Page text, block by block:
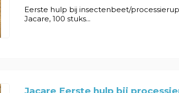
Eerste hulp bij insectenbeet/
Jacare, 100 stuks...